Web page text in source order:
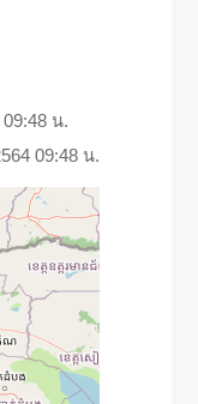
น.
09:48 น.